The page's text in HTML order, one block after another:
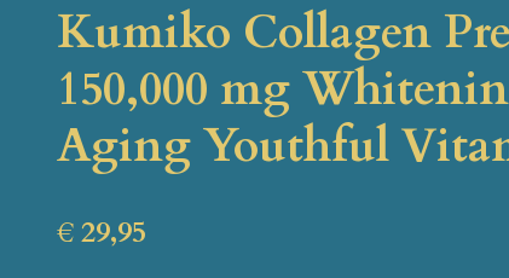
Kumiko Collagen
150,000 mg
Aging Youthful
€ 29,95